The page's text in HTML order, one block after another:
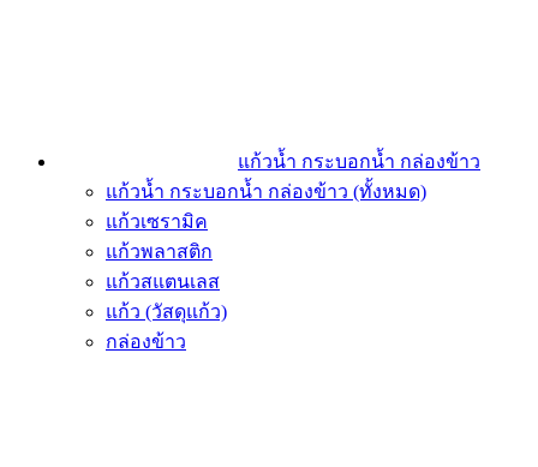
แก้วน้ำ กระบอกน้ำ กล่องข้าว
แก้วน้ำ กระบอกน้ำ กล่องข้าว (ทั้งหมด)
แก้วเซรามิค
แก้วพลาสติก
แก้วสแตนเลส
แก้ว (วัสดุแก้ว)
กล่องข้าว